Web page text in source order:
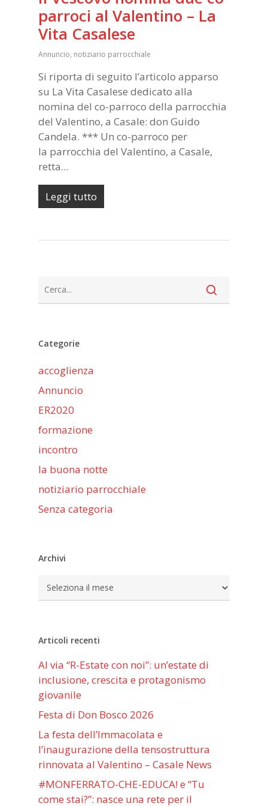
parroci al Valentino – La
Vita Casalese
Annuncio, notiziario parrocchiale
Si riporta di seguito l’articolo apparso
su La Vita Casalese dedicato alla
nomina del co-parroco della parrocchia
del Valentino, a Casale: don Guido
Candela. *** Un co-parroco per
la parrocchia del Valentino, a Casale,
retta...
Leggi tutto
Categorie
accoglienza
Annuncio
ER2020
formazione
incontro
la buona notte
notiziario parrocchiale
Senza categoria
Archivi
Archivi
Articoli recenti
Al via “R-Estate con noi”: un’estate di
inclusione, crescita e protagonismo
giovanile
Festa di Don Bosco 2026
La festa dell’Immacolata e
l’inaugurazione della tensostruttura
rinnovata al Valentino – Casale News
#MONFERRATO-CHE-EDUCA! e “Tu
come stai?”: nasce una rete per il